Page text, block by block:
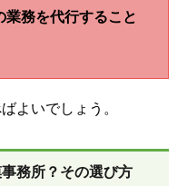
業務を代行すること
よいでしょう。
務所？その選び方